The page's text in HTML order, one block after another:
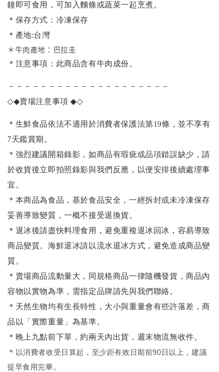
鐘即可食用，可加入麵條或蔬菜一起烹煮。
＊保存方式：冷凍保存
＊產地:台灣
＊牛肉產地：巴拉圭
＊注意事項：此商品含有牛肉成份。
－－－－－－－－－－－－－－－－－－－－
◇◆賣場注意事項◆◇
＊生鮮食品依法不適用於消費者保護法第19條，並不享有
7天鑑賞期。
＊強烈建議開箱錄影，如商品有瑕疵或品項錯誤缺少，請
於收貨後立即拍照錄影與我們反應，以便安排後續處理事
宜。
＊本商品為食品，基於食品安全，一經拆封或未冷凍保存
妥善導致變質，一概不接受退換貨。
＊退冰後請盡快料理食用，避免重複退冰回冰，容易導致
商品變質。海鮮退冰請以流水退冰方式，避免造成商品變
質。
＊賣場商品流動量大，同規格商品一律隨機發貨，商品內
容物以實物為準，需指定品牌請先與我們聯絡。
＊天然生物均有生長特性，大小與重量會有些許落差，商
品以「實際重量」為基準。
＊晚上九點前下單，約兩天內出貨，週末物流無收件。
＊ 以消費者收受日算起，至少距有效日期前90日以上，建議
提早食用完畢。